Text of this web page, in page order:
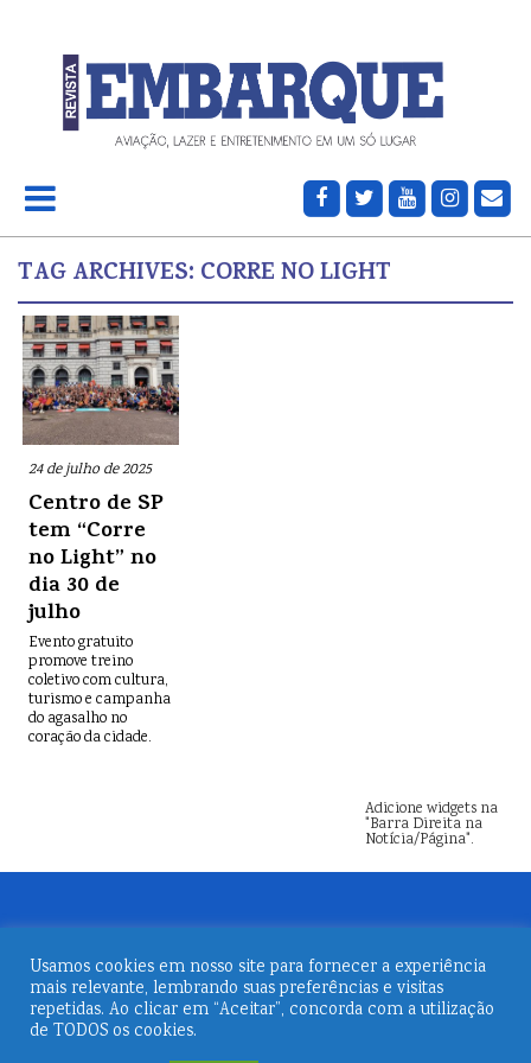
TAG ARCHIVES: CORRE NO LIGHT
24 de julho de 2025
Centro de SP
tem “Corre
no Light” no
dia 30 de
julho
Evento gratuito
promove treino
coletivo com cultura,
turismo e campanha
do agasalho no
coração da cidade.
Adicione widgets na
"Barra Direita na
Notícia/Página".
Usamos cookies em nosso site para fornecer a experiência
mais relevante, lembrando suas preferências e visitas
repetidas. Ao clicar em “Aceitar”, concorda com a utilização
de TODOS os cookies.